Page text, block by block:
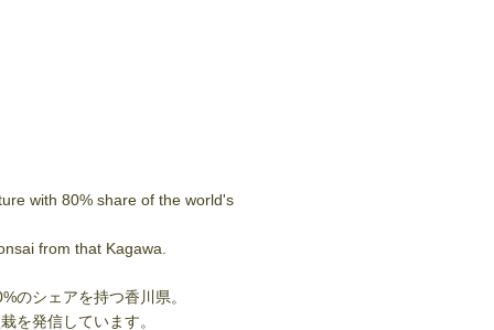
with 80% share of the world's
from that Kagawa.
のシェアを持つ香川県。
を発信しています。